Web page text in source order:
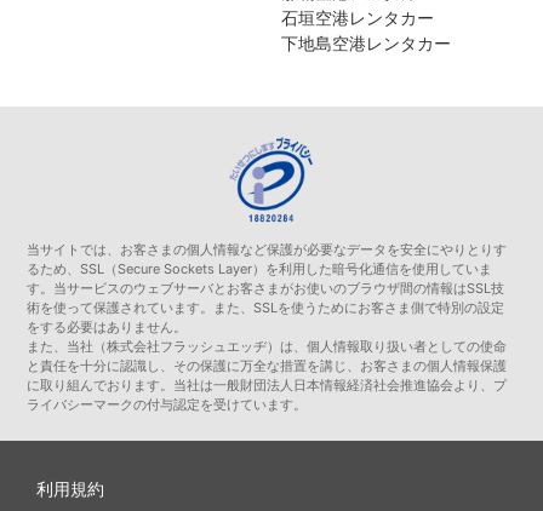
石垣空港レンタカー
下地島空港レンタカー
当サイトでは、お客さまの個人情報など保護が必要なデータを安全にやりとりす
るため、SSL（Secure Sockets Layer）を利用した暗号化通信を使用していま
す。当サービスのウェブサーバとお客さまがお使いのブラウザ間の情報はSSL技
術を使って保護されています。また、SSLを使うためにお客さま側で特別の設定
をする必要はありません。
また、当社（株式会社フラッシュエッヂ）は、個人情報取り扱い者としての使命
と責任を十分に認識し、その保護に万全な措置を講じ、お客さまの個人情報保護
に取り組んでおります。当社は一般財団法人日本情報経済社会推進協会より、プ
ライバシーマークの付与認定を受けています。
利用規約